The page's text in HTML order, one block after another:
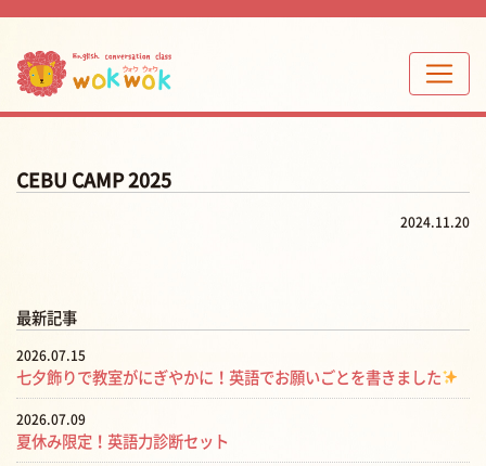
CEBU CAMP 2025
2024.11.20
最新記事
2026.07.15
七夕飾りで教室がにぎやかに！英語でお願いごとを書きました
2026.07.09
夏休み限定！英語力診断セット